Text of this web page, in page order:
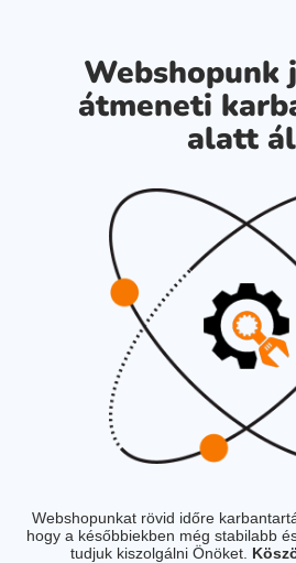
Webshopunk
átmeneti
alatt
Webshopunkat rövid időre
hogy a későbbiekben még stabilabb
tudjuk kiszolgálni Önöket.